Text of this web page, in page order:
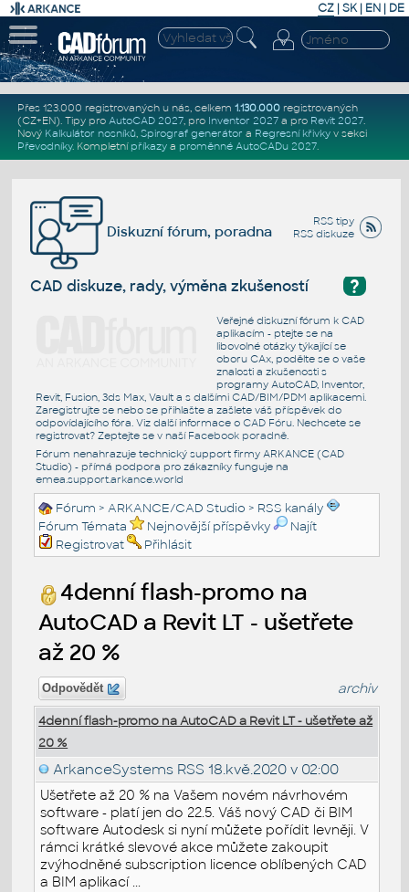
CZ | SK| EN | DE
Přes 123.000 registrovaných u nás, celkem 1.130.000registrovaných
(CZ+EN). Tipy pro AutoCAD 2027, pro Inventor 2027a pro Revit 2027.
Nový Kalkulátor nosníků, Spirograf generátor a Regresní křivkyv sekci
Převodníky. Kompletní příkazya proměnné AutoCADu 2027.
RSS tipy
RSS diskuze
Diskuzní fórum, poradna
?
CAD diskuze, rady, výměna zkušeností
Veřejné diskuzní fórum k CAD
aplikacím - ptejte se na
libovolné otázky týkající se
oboru CAx, podělte se o vaše
znalosti a zkušenosti s
programy AutoCAD, Inventor,
Revit, Fusion, 3ds Max, Vault a s dalšími CAD/BIM/PDM aplikacemi.
Zaregistrujte se nebo se přihlašte a zašlete váš příspěvek do
odpovídajícího fóra. Viz další informace o CAD Fóru. Nechcete se
registrovat? Zeptejte se v naší Facebook poradně.
Fórum nenahrazuje technický support firmy ARKANCE (CAD
Studio) - přímá podpora pro zákazníky funguje na
emea.support.arkance.world
Fórum >ARKANCE/CAD Studio > RSS kanály
Fórum Témata
Nejnovější příspěvky
Najít
Registrovat
Přihlásit
4denní flash-promo na
AutoCAD a Revit LT - ušetřete
až 20 %
Odpovědět archiv
4denní flash-promo na AutoCAD a Revit LT - ušetřete až
20 %
ArkanceSystems RSS 18.kvě.2020 v 02:00
Ušetřete až 20 % na Vašem novém návrhovém
software - platí jen do 22.5. Váš nový CAD či BIM
software Autodesk si nyní můžete pořídit levněji. V
rámci krátké slevové akce můžete zakoupit
zvýhodněné subscription licence oblíbených CAD
a BIM aplikací ...